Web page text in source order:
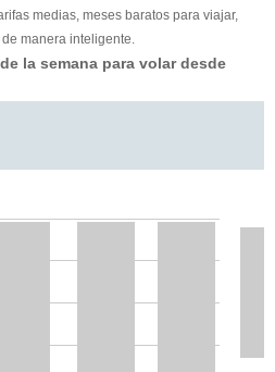
medias, meses baratos para viajar,
manera inteligente.
la semana para volar desde